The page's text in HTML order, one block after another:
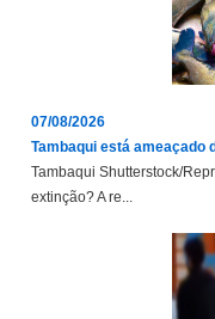
07/08/2026
Tambaqui está ameaçado
Tambaqui Shutterstock/
extinção? A re...